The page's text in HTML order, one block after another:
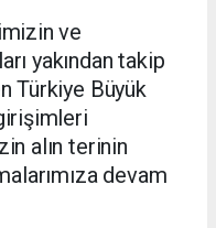
ve
yakından takip
Türkiye Büyük
alın terinin
devam